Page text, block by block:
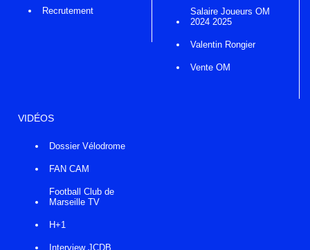
Recrutement
Salaire Joueurs OM
2024 2025
Valentin Rongier
Vente OM
VIDÉOS
Dossier Vélodrome
FAN CAM
Football Club de
Marseille TV
H+1
Interview JCDB